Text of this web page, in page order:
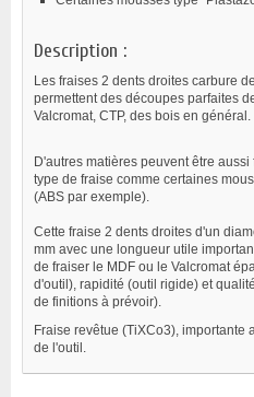
Description :
Les fraises 2 dents droites carbure
permettent des découpes parfaites
Valcromat, CTP, des bois en général.
D'autres matières peuvent être
type de fraise comme certaines
(ABS par exemple).
Cette fraise 2 dents droites d'un
mm avec une longueur utile
de fraiser le MDF ou le Valcromat
d'outil), rapidité (outil rigide) et
de finitions à prévoir).
Fraise revêtue (TiXCo3), importante
de l'outil.